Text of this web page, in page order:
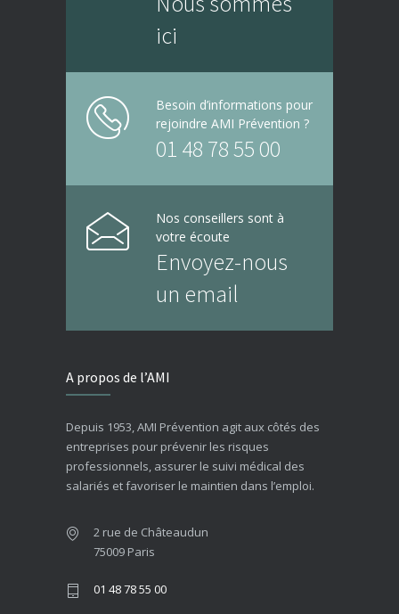
ici
Besoin d’informations pour
rejoindre AMI Prévention ?
01 48 78 55 00
Nos conseillers sont à
votre écoute
Envoyez-nous
un email
A propos de l’AMI
Depuis 1953, AMI Prévention agit aux côtés des
entreprises pour prévenir les risques
professionnels, assurer le suivi médical des
salariés et favoriser le maintien dans l’emploi.
2 rue de Châteaudun
75009 Paris
01 48 78 55 00